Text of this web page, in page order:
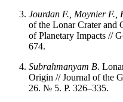
Jourdan F., Moynier F.,
of the Lonar Crater and
of Planetary Impacts //
674.
Subrahmanyam B.
Origin // Journal of the
26. № 5. P. 326–335.